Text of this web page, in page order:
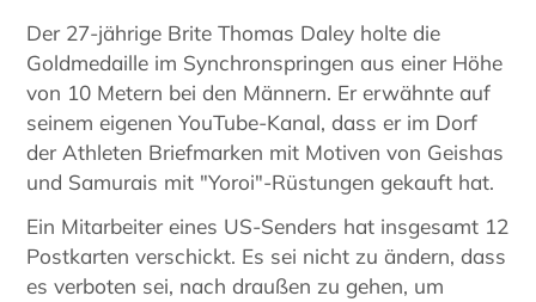
Der 27-jährige Brite Thomas Daley holte die
Goldmedaille im Synchronspringen aus einer Höhe
von 10 Metern bei den Männern. Er erwähnte auf
seinem eigenen YouTube-Kanal, dass er im Dorf
der Athleten Briefmarken mit Motiven von Geishas
und Samurais mit "Yoroi"-Rüstungen gekauft hat.
Ein Mitarbeiter eines US-Senders hat insgesamt 12
Postkarten verschickt. Es sei nicht zu ändern, dass
es verboten sei, nach draußen zu gehen, um